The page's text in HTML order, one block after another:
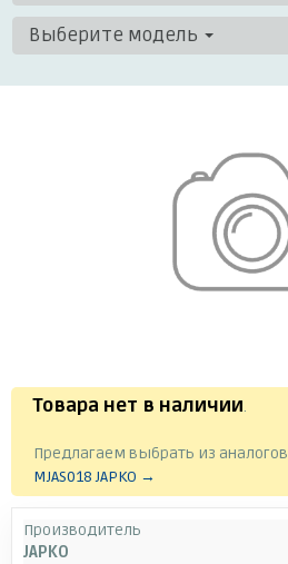
Выберите модель
Товара нет в наличии.
Предлагаем выбрать из аналогов
MJAS018 JAPKO →
Производитель
JAPKO